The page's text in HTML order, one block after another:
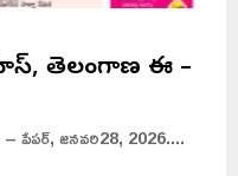
తెలంగాణ ఈ –
పేపర్, జనవరి28, 2026....